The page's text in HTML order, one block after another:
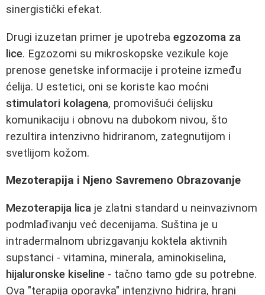
sinergistički efekat.
Drugi izuzetan primer je upotreba egzozoma za
lice. Egzozomi su mikroskopske vezikule koje
prenose genetske informacije i proteine između
ćelija. U estetici, oni se koriste kao moćni
stimulatori kolagena, promovišući ćelijsku
komunikaciju i obnovu na dubokom nivou, što
rezultira intenzivno hidriranom, zategnutijom i
svetlijom kožom.
Mezoterapija i Njeno Savremeno Obrazovanje
Mezoterapija lica je zlatni standard u neinvazivnom
podmlađivanju već decenijama. Suština je u
intradermalnom ubrizgavanju koktela aktivnih
supstanci - vitamina, minerala, aminokiselina,
hijaluronske kiseline - tačno tamo gde su potrebne.
Ova "terapija oporavka" intenzivno hidrira, hrani